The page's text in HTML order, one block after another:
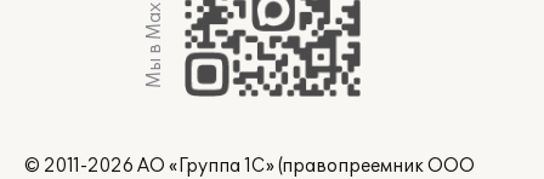
Мы в Max
© 2011-2026 АО «Группа 1С» (правопреемник ООО